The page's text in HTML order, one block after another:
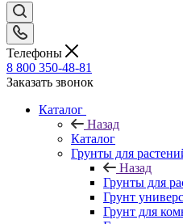
Телефоны
8 800 350-48-81
Заказать звонок
Каталог
Назад
Каталог
Грунты для
Назад
Грунты для
Грунт
Грунт для